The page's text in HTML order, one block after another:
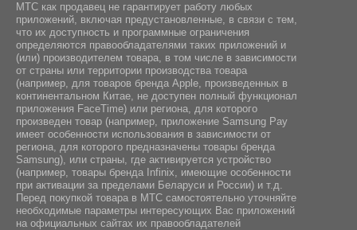
МТС как продавец не гарантирует работу любых
приложений, включая предустановленные, в связи с тем,
что их доступность и программные ограничения
определяются правообладателями таких приложений и
(или) производителем товара, в том числе в зависимости
от страны или территории производства товара
(например, для товаров бренда Apple, произведенных в
континентальном Китае, не доступен полный функционал
приложения FaceTime) или региона, для которого
произведен товар (например, приложение Samsung Pay
имеет особенности использования в зависимости от
региона, для которого предназначены товары бренда
Samsung), или страны, где активируется устройство
(например, товары бренда Infiniх, имеющие особенности
при активации за пределами Беларуси и России) и т.д.
Перед покупкой товара в МТС самостоятельно уточняйте
необходимые параметры интересующих Вас приложений
на официальных сайтах их правообладателей